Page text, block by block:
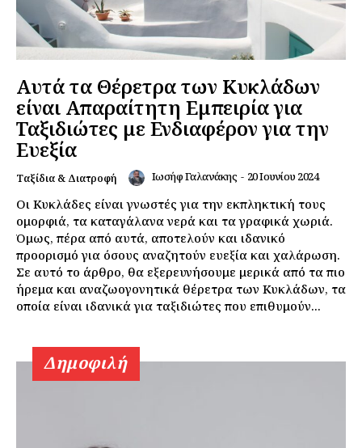
Αυτά τα Θέρετρα των Κυκλάδων
είναι Απαραίτητη Εμπειρία για
Ταξιδιώτες με Ενδιαφέρον για την
Ευεξία
Ταξίδια & Διατροφή Ιωσήφ Γαλανάκης - 20 Ιουνίου 2024
Οι Κυκλάδες είναι γνωστές για την εκπληκτική τους
ομορφιά, τα καταγάλανα νερά και τα γραφικά χωριά.
Όμως, πέρα από αυτά, αποτελούν και ιδανικό
προορισμό για όσους αναζητούν ευεξία και χαλάρωση.
Σε αυτό το άρθρο, θα εξερευνήσουμε μερικά από τα πιο
ήρεμα και αναζωογονητικά θέρετρα των Κυκλάδων, τα
οποία είναι ιδανικά για ταξιδιώτες που επιθυμούν...
Δημοφιλή